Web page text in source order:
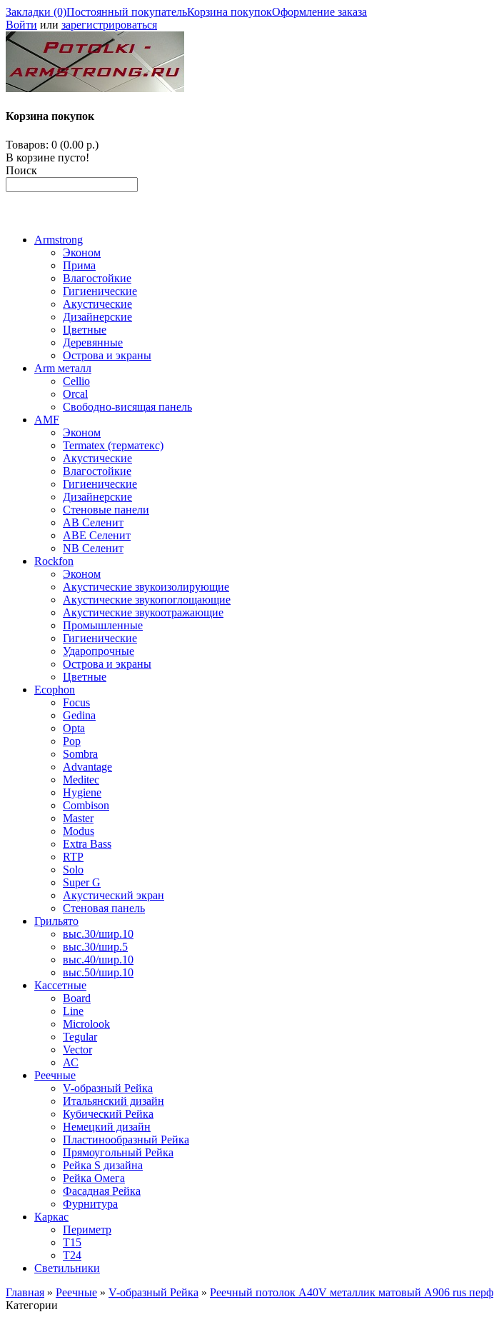
Закладки (0)Постоянный покупательКорзина покупокОформление заказа
Войти или зарегистрироваться
Корзина покупок
Товаров: 0 (0.00 р.)
В корзине пусто!
Поиск
Armstrong
Эконом
Прима
Влагостойкие
Гигиенические
Акустические
Дизайнерские
Цветные
Деревянные
Острова и экраны
Arm металл
Cellio
Orcal
Свободно-висящая панель
AMF
Эконом
Termatex (терматекс)
Акустические
Влагостойкие
Гигиенические
Дизайнерские
Стеновые панели
AB Селенит
ABE Селенит
NB Селенит
Rockfon
Эконом
Акустические звукоизолирующие
Акустические звукопоглощающие
Акустические звукоотражающие
Промышленные
Гигиенические
Ударопрочные
Острова и экраны
Цветные
Ecophon
Focus
Gedina
Opta
Pop
Sombra
Advantage
Meditec
Hygiene
Combison
Master
Modus
Extra Bass
RTP
Solo
Super G
Акустический экран
Стеновая панель
Грильято
выс.30/шир.10
выс.30/шир.5
выс.40/шир.10
выс.50/шир.10
Кассетные
Board
Line
Microlook
Tegular
Vector
АС
Реечные
V-образный Рейка
Итальянский дизайн
Кубический Рейка
Немецкий дизайн
Пластинообразный Рейка
Прямоугольный Рейка
Рейка S дизайна
Рейка Омега
Фасадная Рейка
Фурнитура
Каркас
Периметр
Т15
Т24
Светильники
Главная » Реечные » V-образный Рейка » Реечный потолок A40V металлик матовый А906 rus перф
Категории